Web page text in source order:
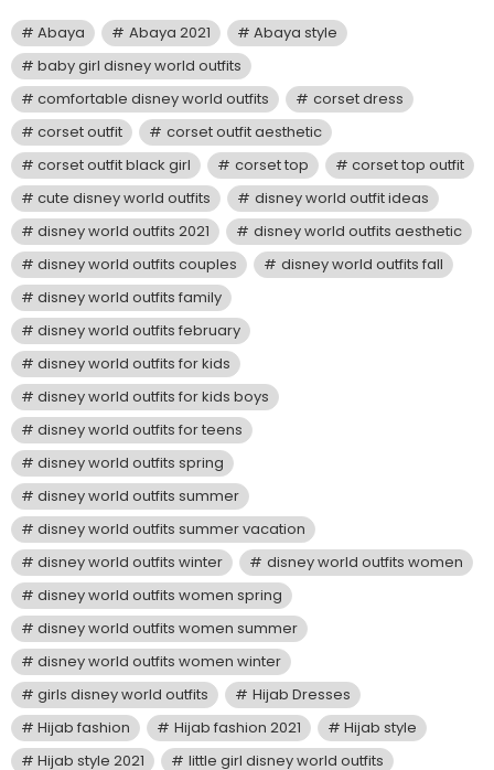
Abaya Abaya 2021
Abaya style
baby girl disney world outfits
comfortable disney world outfits
corset dress
corset outfit
corset outfit aesthetic
corset outfit black girl
corset top
corset top outfit
cute disney world outfits
disney world outfit ideas
disney world outfits 2021
disney world outfits aesthetic
disney world outfits couples
disney world outfits fall
disney world outfits family
disney world outfits february
disney world outfits for kids
disney world outfits for kids boys
disney world outfits for teens
disney world outfits spring
disney world outfits summer
disney world outfits summer vacation
disney world outfits winter
disney world outfits women
disney world outfits women spring
disney world outfits women summer
disney world outfits women winter
girls disney world outfits
Hijab Dresses
Hijab fashion
Hijab fashion 2021
Hijab style
Hijab style 2021
little girl disney world outfits